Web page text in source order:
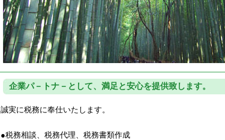
企業パ－トナ－として、満足と安心を提供致します。
誠実に税務に奉仕いたします。
●税務相談、税務代理、税務書類作成